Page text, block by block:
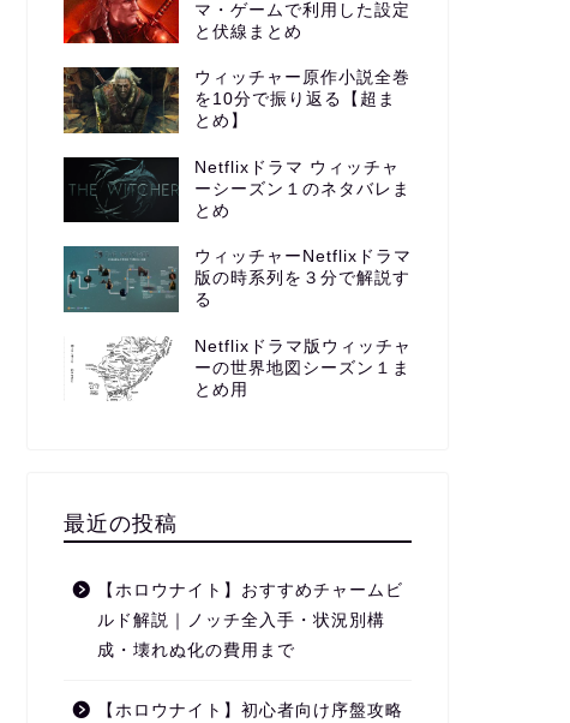
マ・ゲームで利用した設定
と伏線まとめ
ウィッチャー原作小説全巻
を10分で振り返る【超ま
とめ】
Netflixドラマ ウィッチャ
ーシーズン１のネタバレま
とめ
ウィッチャーNetflixドラマ
版の時系列を３分で解説す
る
Netflixドラマ版ウィッチャ
ーの世界地図シーズン１ま
とめ用
最近の投稿
【ホロウナイト】おすすめチャームビ
ルド解説｜ノッチ全入手・状況別構
成・壊れぬ化の費用まで
【ホロウナイト】初心者向け序盤攻略